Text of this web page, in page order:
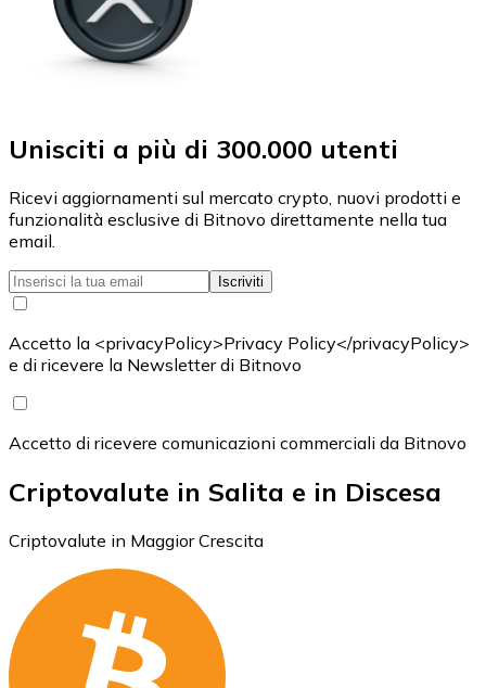
Unisciti a più di 300.000 utenti
Ricevi aggiornamenti sul mercato crypto, nuovi prodotti e
funzionalità esclusive di Bitnovo direttamente nella tua
email.
Iscriviti
Accetto la <privacyPolicy>Privacy Policy</privacyPolicy>
e di ricevere la Newsletter di Bitnovo
Accetto di ricevere comunicazioni commerciali da Bitnovo
Criptovalute in Salita e in Discesa
Criptovalute in Maggior Crescita